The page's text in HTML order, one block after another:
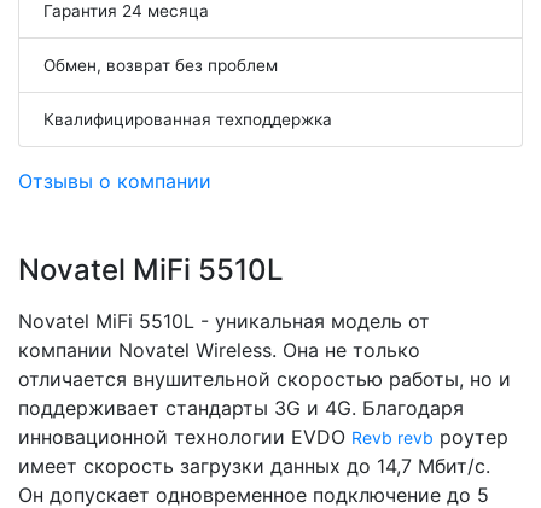
Гарантия 24 месяца
Обмен, возврат без проблем
Квалифицированная техподдержка
Отзывы о компании
Novatel MiFi 5510L
Novatel MiFi 5510L - уникальная модель от
компании Novatel Wireless. Она не только
отличается внушительной скоростью работы, но и
поддерживает стандарты 3G и 4G. Благодаря
инновационной технологии EVDO Revb revb роутер
имеет скорость загрузки данных до 14,7 Мбит/с.
Он допускает одновременное подключение до 5